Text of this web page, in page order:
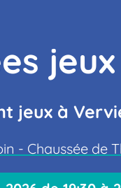
jeux à
- Chaussée de